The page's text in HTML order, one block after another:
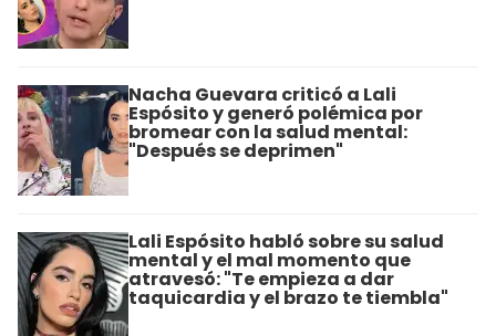
Nacha Guevara criticó a Lali
Espósito y generó polémica por
bromear con la salud mental:
"Después se deprimen"
Lali Espósito habló sobre su salud
mental y el mal momento que
atravesó: "Te empieza a dar
taquicardia y el brazo te tiembla"